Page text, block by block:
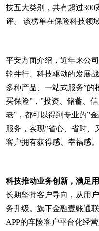
技五大类别，共有超过
评。 该榜单在保险科技领
平安方面介绍，近年来公
轮并行、科技驱动的发展
多种产品、一站式服务”的
买保险”，”投资、储蓄、
老”，都可以得到专业的”
服务，实现”省心、省时、
客户拥有获得感、幸福感。
科技推动业务创新，满足
长期坚持客户导向，从用
务升级。旗下金融壹账通
APP的车险客户平台化经